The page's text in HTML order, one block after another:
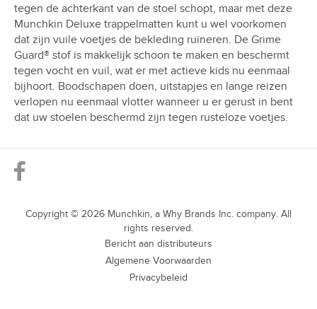
tegen de achterkant van de stoel schopt, maar met deze
Munchkin Deluxe trappelmatten kunt u wel voorkomen
dat zijn vuile voetjes de bekleding ruïneren. De Grime
Guard® stof is makkelijk schoon te maken en beschermt
tegen vocht en vuil, wat er met actieve kids nu eenmaal
bijhoort. Boodschapen doen, uitstapjes en lange reizen
verlopen nu eenmaal vlotter wanneer u er gerust in bent
dat uw stoelen beschermd zijn tegen rusteloze voetjes.
Copyright © 2026 Munchkin, a Why Brands Inc. company. All
rights reserved.
Bericht aan distributeurs
Algemene Voorwaarden
Privacybeleid